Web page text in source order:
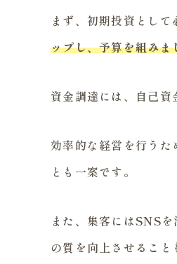
まず、初期投資として
ップし、予算を組みま
資金調達には、自己資
効率的な経営を行う
とも一案です。
また、集客にはSNS
の質を向上させること